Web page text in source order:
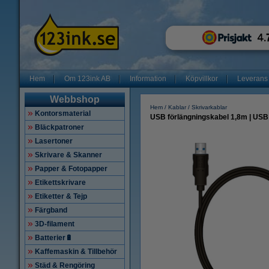
Hem Om 123ink AB Information Köpvillkor Leverans
Webbshop
Kontorsmaterial
Bläckpatroner
Lasertoner
Skrivare & Skanner
Papper & Fotopapper
Etikettskrivare
Etiketter & Tejp
Färgband
3D-filament
Batterier🔋
Kaffemaskin & Tillbehör
Städ & Rengöring
Hem Kablar Skrivarkablar
USB förlängningskabel 1,8m |